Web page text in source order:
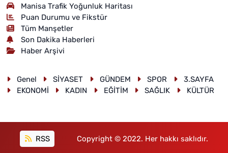
Manisa Trafik Yoğunluk Haritası
Puan Durumu ve Fikstür
Tüm Manşetler
Son Dakika Haberleri
Haber Arşivi
Genel SİYASET GÜNDEM SPOR
3.SAYFA
EKONOMİ
KADIN EĞİTİM SAĞLIK KÜLTÜR
RSS Copyright © 2022. Her hakkı saklıdır.